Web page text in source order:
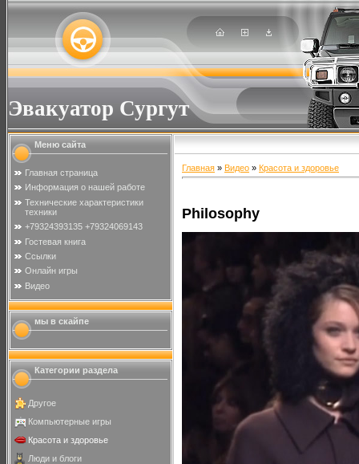
Эвакуатор Сургут
Меню сайта
Главная страница
Информация о нашей работе
Технические характеристики
техники
+79324393135 +79324069143
Гостевая книга
Ссылки
Онлайн игры
Видео
мы в скайпе
Категории раздела
Другое
Компьютерные игры
Красота и здоровье
Люди и блоги
Главная » Видео » Красота и здоровье
Philosophy